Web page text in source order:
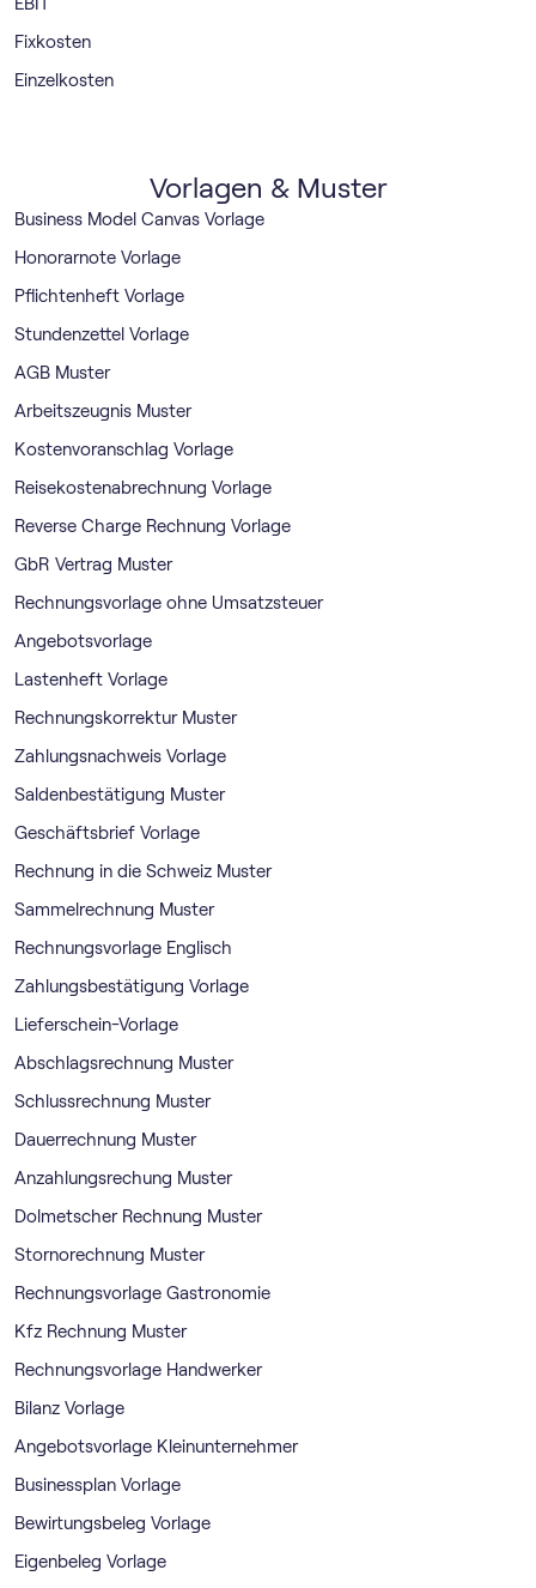
Fixkosten
Einzelkosten
Vorlagen & Muster
Business Model Canvas Vorlage
Honorarnote Vorlage
Pflichtenheft Vorlage
Stundenzettel Vorlage
AGB Muster
Arbeitszeugnis Muster
Kostenvoranschlag Vorlage
Reisekostenabrechnung Vorlage
Reverse Charge Rechnung Vorlage
GbR Vertrag Muster
Rechnungsvorlage ohne Umsatzsteuer
Angebotsvorlage
Lastenheft Vorlage
Rechnungskorrektur Muster
Zahlungsnachweis Vorlage
Saldenbestätigung Muster
Geschäftsbrief Vorlage
Rechnung in die Schweiz Muster
Sammelrechnung Muster
Rechnungsvorlage Englisch
Zahlungsbestätigung Vorlage
Lieferschein-Vorlage
Abschlagsrechnung Muster
Schlussrechnung Muster
Dauerrechnung Muster
Anzahlungsrechung Muster
Dolmetscher Rechnung Muster
Stornorechnung Muster
Rechnungsvorlage Gastronomie
Kfz Rechnung Muster
Rechnungsvorlage Handwerker
Bilanz Vorlage
Angebotsvorlage Kleinunternehmer
Businessplan Vorlage
Bewirtungsbeleg Vorlage
Eigenbeleg Vorlage